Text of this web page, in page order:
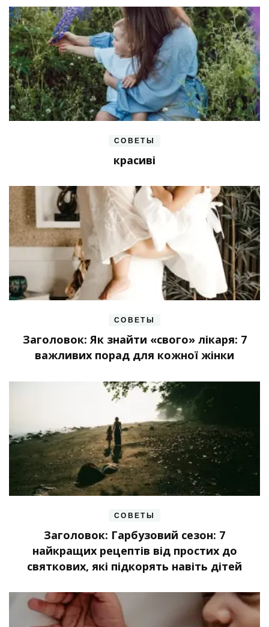
СОВЕТЫ
красиві
СОВЕТЫ
Заголовок: Як знайти «свого» лікаря: 7
важливих порад для кожної жінки
СОВЕТЫ
Заголовок: Гарбузовий сезон: 7
найкращих рецептів від простих до
святкових, які підкорять навіть дітей